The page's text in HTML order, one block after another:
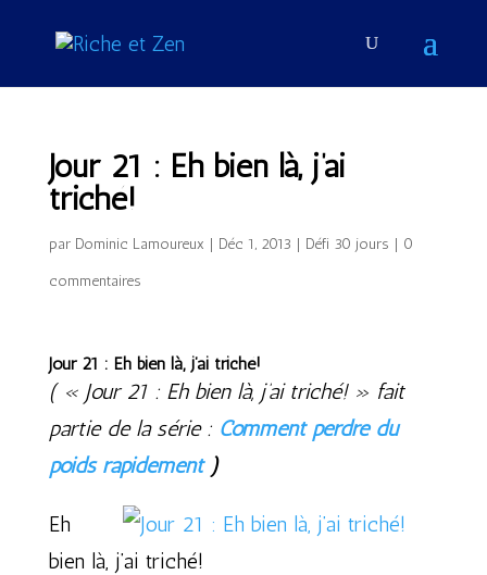
Jour 21 : Eh bien là, j’ai
triché!
par Dominic Lamoureux | Déc 1, 2013 | Défi 30 jours | 0
commentaires
Jour 21 : Eh bien là, j’ai triché!
( « Jour 21 : Eh bien là, j’ai triché! » fait
partie de la série : Comment perdre du
poids rapidement)
Eh
bien là, j’ai triché!